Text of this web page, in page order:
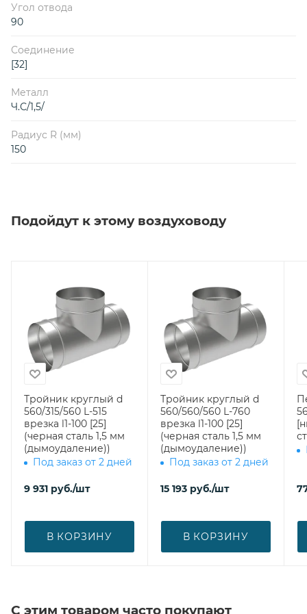
Угол отвода
90
Соединение
[32]
Металл
Ч.С/1,5/
Радиус R (мм)
150
Подойдут к этому воздуховоду
Тройник круглый d
560/315/560 L-515
врезка l1-100 [25]
(черная сталь 1,5 мм
(дымоудаление))
Под заказ от 2 дней
9 931 руб./шт
В КОРЗИНУ
Тройник круглый d
560/560/560 L-760
врезка l1-100 [25]
(черная сталь 1,5 мм
(дымоудаление))
Под заказ от 2 дней
15 193 руб./шт
В КОРЗИНУ
С этим товаром часто покупают